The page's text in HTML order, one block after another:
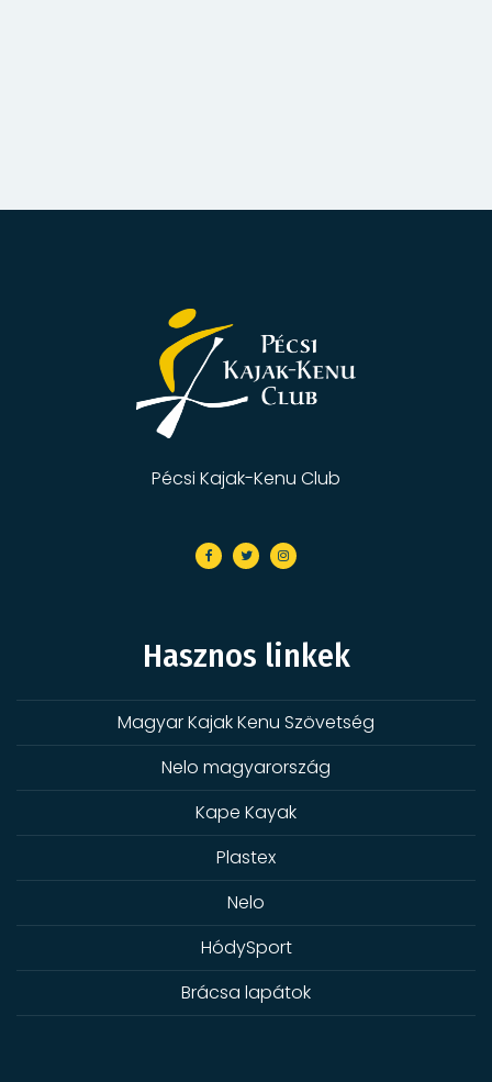
Pécsi Kajak-Kenu Club
Hasznos linkek
Magyar Kajak Kenu Szövetség
Nelo magyarország
Kape Kayak
Plastex
Nelo
HódySport
Brácsa lapátok